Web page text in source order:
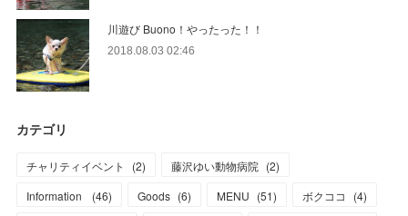
川遊び Buono！やったった！！
2018.08.03 02:46
カテゴリ
チャリティイベント (2) 藤沢ゆい動物病院 (2)
Information
(46) Goods (6) MENU (51) ボクココ (4)